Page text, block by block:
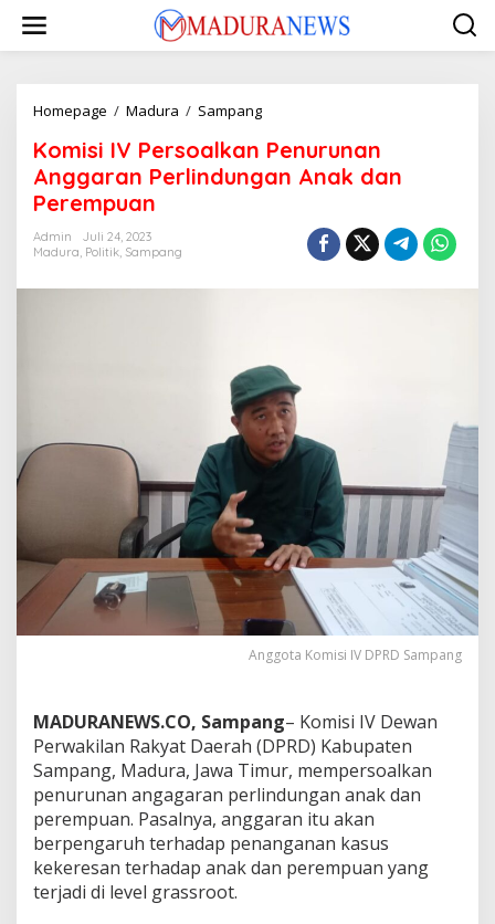
konten
Homepage / Madura / SampangKomisi
Persoalkan
Penurunan
Anggaran
Komisi IV Persoalkan Penurunan
Anggaran Perlindungan Anak dan
Perempuan
Admin
Juli 24, 2023
Madura, Politik, Sampang
Anggota Komisi IV DPRD Sampang
MADURANEWS.CO, Sampang– Komisi IV Dewan
Perwakilan Rakyat Daerah (DPRD) Kabupaten
Sampang, Madura, Jawa Timur, mempersoalkan
penurunan angagaran perlindungan anak dan
perempuan. Pasalnya, anggaran itu akan
berpengaruh terhadap penanganan kasus
kekeresan terhadap anak dan perempuan yang
terjadi di level grassroot.